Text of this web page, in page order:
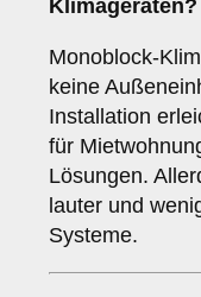
Klimageräten?
Monoblock-
keine
Installation
für
Lösungen.
lauter und
Systeme.